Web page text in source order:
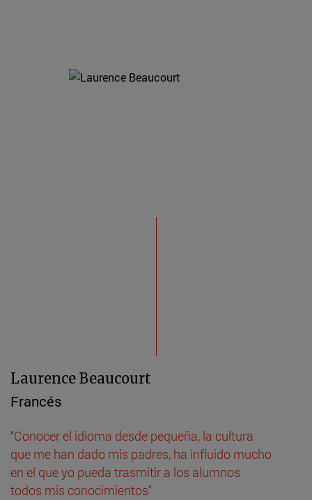
Laurence Beaucourt
Francés
“Conocer el idioma desde pequeña, la cultura
que me han dado mis padres, ha influido mucho
en el que yo pueda trasmitir a los alumnos
todos mis conocimientos"